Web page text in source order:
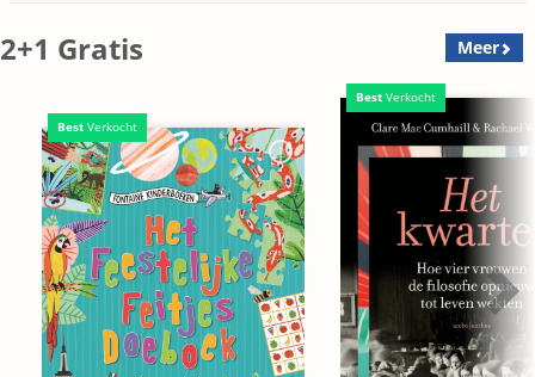
2+1 Gratis Meer
Best Verkocht
Best Verkocht